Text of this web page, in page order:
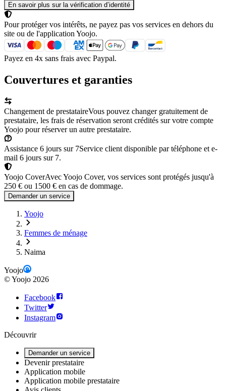
En savoir plus sur la vérification d’identité
Pour protéger vos intérêts, ne payez pas vos services en dehors du
site ou de l'application Yoojo.
Payez en 4x sans frais avec Paypal.
Couvertures et garanties
Changement de prestataireVous pouvez changer gratuitement de
prestataire, les frais de réservation seront crédités sur votre compte
Yoojo pour réserver un autre prestataire.
Assistance 6 jours sur 7Service client disponible par téléphone et e-
mail 6 jours sur 7.
Yoojo CoverAvec Yoojo Cover, vos services sont protégés jusqu'à
250 € ou 1500 € en cas de dommage.
Demander un service
Yoojo
Femmes de ménage
Naima
Yoojo
©Yoojo 2026
Facebook
Twitter
Instagram
Découvrir
Demander un service
Devenir prestataire
Application mobile
Application mobile prestataire